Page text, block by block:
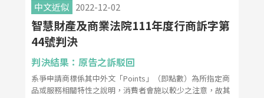
中文近似 2022-12-02
智慧財產及商業法院111年度行商訴字第
44號判決
判決結果：原告之訴駁回
系爭申請商標係其中外文「Points」（即點數）為所指定商
品或服務相關特性之說明，消費者會施以較少之注意，故其